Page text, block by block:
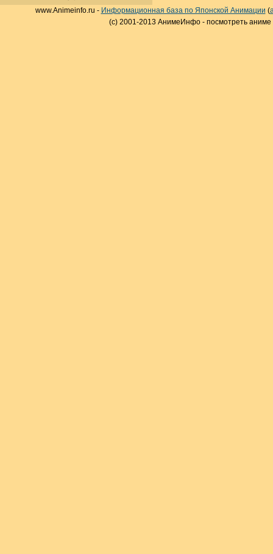
www.Animeinfo.ru - Информационная база по Японской Анимации (
(c) 2001-2013 АнимеИнфо - посмотреть аниме